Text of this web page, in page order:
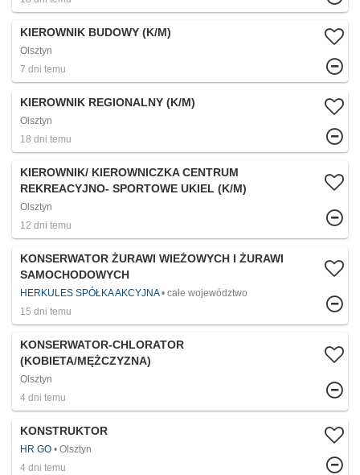
KIEROWNIK BUDOWY (K/M)
Olsztyn
7 dni temu
KIEROWNIK REGIONALNY (K/M)
Olsztyn
18 dni temu
KIEROWNIK/ KIEROWNICZKA CENTRUM
REKREACYJNO- SPORTOWE UKIEL (K/M)
Olsztyn
12 dni temu
KONSERWATOR ŻURAWI WIEŻOWYCH I ŻURAWI
SAMOCHODOWYCH
HERKULES SPÓŁKA AKCYJNA
całe województwo
15 dni temu
KONSERWATOR-CHLORATOR
(KOBIETA/MĘŻCZYZNA)
Olsztyn
4 dni temu
KONSTRUKTOR
HR GO
Olsztyn
4 dni temu